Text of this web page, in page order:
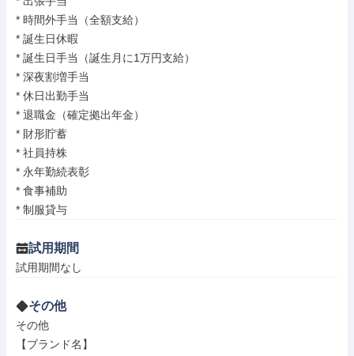
* 時間外手当（全額支給）
* 誕生日休暇
* 誕生日手当（誕生月に1万円支給）
* 深夜割増手当
* 休日出勤手当
* 退職金（確定拠出年金）
* 財形貯蓄
* 社員持株
* 永年勤続表彰
* 食事補助
* 制服貸与
試用期間
試用期間なし
その他
その他
【ブランド名】